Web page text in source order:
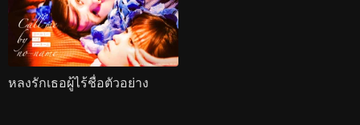
หลงรักเธอผู้ไร้ชื่อตัวอย่าง